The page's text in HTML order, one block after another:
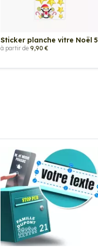
Sticker planche vitre Noël 5
à partir de 9,90 €